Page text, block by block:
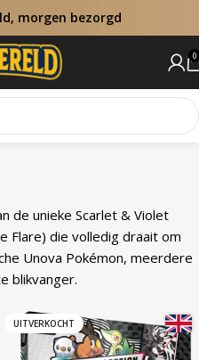
morgen bezorgd
0
de unieke Scarlet & Violet
Flare) die volledig draait om
Unova Pokémon, meerdere
blikvanger.
UITVERKOCHT